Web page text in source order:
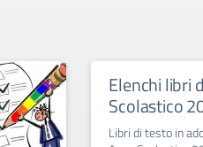
Elenchi libri
Scolastico
Libri di testo in